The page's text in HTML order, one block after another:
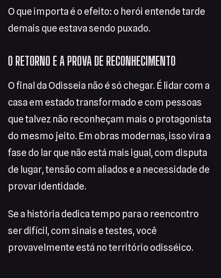
O que importa é o efeito: o herói entende tarde
demais que estava sendo puxado.
O RETORNO E A PROVA DE RECONHECIMENTO
O final da Odisseia não é só chegar. É lidar com a
casa em estado transformado e com pessoas
que talvez não reconheçam mais o protagonista
do mesmo jeito. Em obras modernas, isso vira a
fase do lar que não está mais igual, com disputa
de lugar, tensão com aliados e a necessidade de
provar identidade.
Se a história dedica tempo para o reencontro
ser difícil, com sinais e testes, você
provavelmente está no território odisséico.